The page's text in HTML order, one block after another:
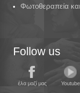
Φωτοθεραπεία
Follow us
έλα μαζί μας Youtube